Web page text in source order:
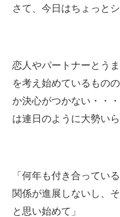
さて、今日はちょっと
恋人やパートナーとう
を考え始めているもの
か決心がつかない・・
は連日のように大勢い
「何年も付き合ってい
関係が進展しないし、
と思い始めて」